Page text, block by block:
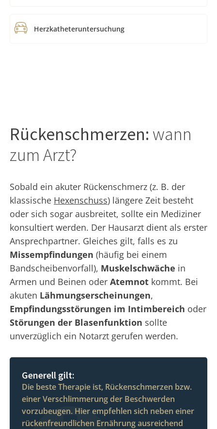
Herzkatheteruntersuchung
Rückenschmerzen: wann
zum Arzt?
Sobald ein akuter Rückenschmerz (z. B. der
klassische Hexenschuss) längere Zeit besteht
oder sich sogar ausbreitet, sollte ein Mediziner
konsultiert werden. Der Hausarzt dient als erster
Ansprechpartner. Gleiches gilt, falls es zu
Missempfindungen (häufig bei einem
Bandscheibenvorfall), Muskelschwäche in
Armen und Beinen oder Atemnot kommt. Bei
akuten Lähmungserscheinungen,
Empfindungsstörungen im Intimbereich oder
Störungen der Blasenfunktion sollte
unverzüglich ein Notarzt gerufen werden.
Generell gilt:
Die beste Therapie ist, Rückenschmerzen bzw.
einer Verschlimmerung der Beschwerden
vorzubeugen. Hier empfehlen sich neben einer
rückenfreundlichen Ernährung ausreichend